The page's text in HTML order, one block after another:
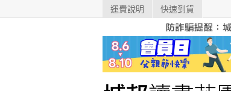
運費說明 快速到貨